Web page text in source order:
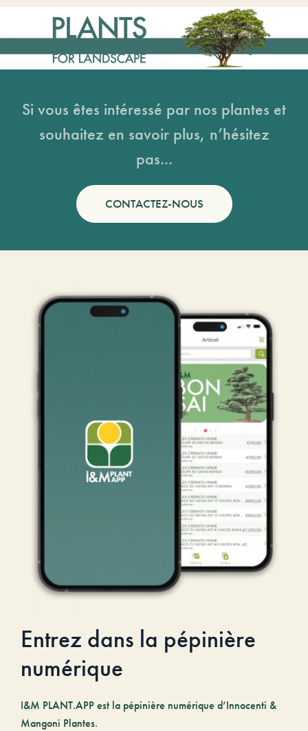
Si vous êtes intéressé par nos plantes et
souhaitez en savoir plus, n’hésitez
pas...
CONTACTEZ-NOUS
Entrez dans la pépinière
numérique
I&M PLANT.APP est la pépinière numérique d’Innocenti &
Mangoni Plantes.